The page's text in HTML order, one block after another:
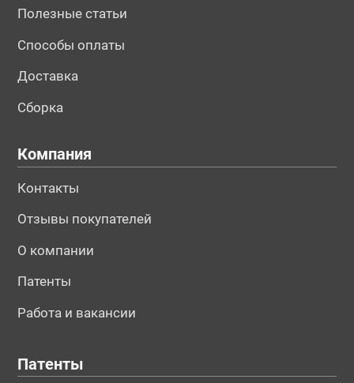
Полезные статьи
Способы оплаты
Доставка
Сборка
Компания
Контакты
Отзывы покупателей
О компании
Патенты
Работа и вакансии
Патенты